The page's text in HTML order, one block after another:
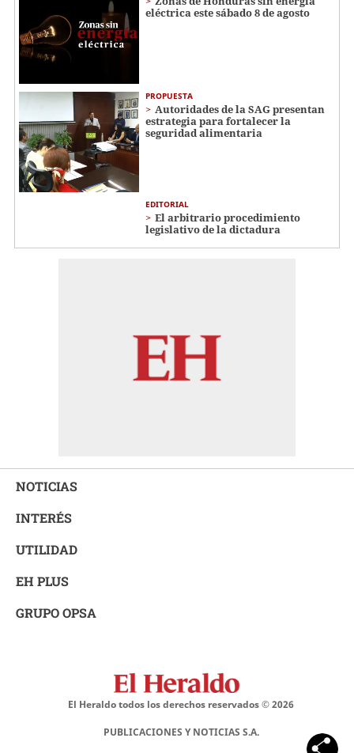
eléctrica este sábado 8 de agosto
PROPUESTA
Autoridades de la SAG presentan
estrategia para fortalecer la
seguridad alimentaria
EDITORIAL
El arbitrario procedimiento
legislativo de la dictadura
NOTICIAS
INTERÉS
UTILIDAD
EH PLUS
GRUPO OPSA
El Heraldo todos los derechos reservados ©2026
PUBLICACIONES Y NOTICIAS S.A.